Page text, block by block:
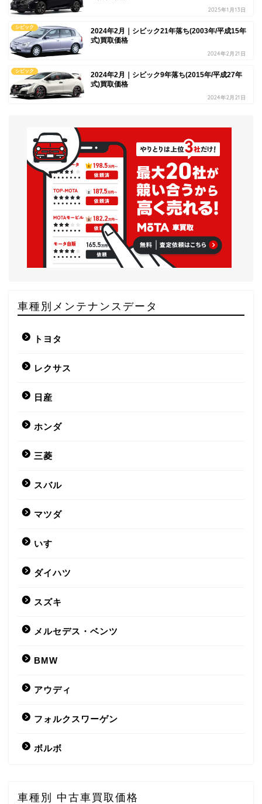
2025年1月13日
シビック
2024年2月｜シビック21年落ち(2003年/平成15年
式)買取価格
2024年2月21日
シビック
2024年2月｜シビック9年落ち(2015年/平成27年
式)買取価格
2024年2月21日
車種別メンテナンスデータ
トヨタ
レクサス
日産
ホンダ
三菱
スバル
マツダ
いすゞ
ダイハツ
スズキ
メルセデス・ベンツ
BMW
アウディ
フォルクスワーゲン
ボルボ
車種別 中古車買取価格